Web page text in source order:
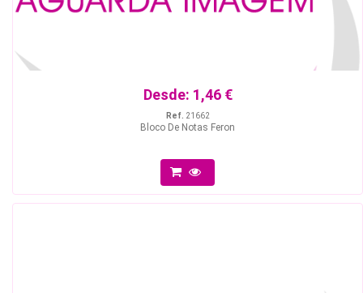
Desde: 1,46 €
Ref. 21662
Bloco De Notas Feron